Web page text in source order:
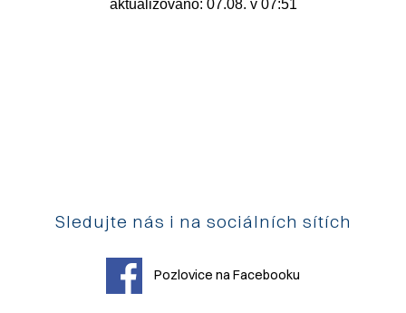
Sledujte nás i na sociálních sítích
Pozlovice na Facebooku